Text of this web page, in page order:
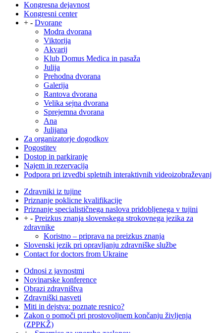
Kongresna dejavnost
Kongresni center
+ - Dvorane
Modra dvorana
Viktorija
Akvarij
Klub Domus Medica in pasaža
Julija
Prehodna dvorana
Galerija
Rantova dvorana
Velika sejna dvorana
Sprejemna dvorana
Ana
Julijana
Za organizatorje dogodkov
Pogostitev
Dostop in parkiranje
Najem in rezervacija
Podpora pri izvedbi spletnih interaktivnih videoizobraževanj
Zdravniki iz tujine
Priznanje poklicne kvalifikacije
Priznanje specialističnega naslova pridobljenega v tujini
+ - Preizkus znanja slovenskega strokovnega jezika za
zdravnike
Koristno – priprava na preizkus znanja
Slovenski jezik pri opravljanju zdravniške službe
Contact for doctors from Ukraine
Odnosi z javnostmi
Novinarske konference
Obrazi zdravništva
Zdravniški nasveti
Miti in dejstva: poznate resnico?
Zakon o pomoči pri prostovoljnem končanju življenja
(ZPPKŽ)